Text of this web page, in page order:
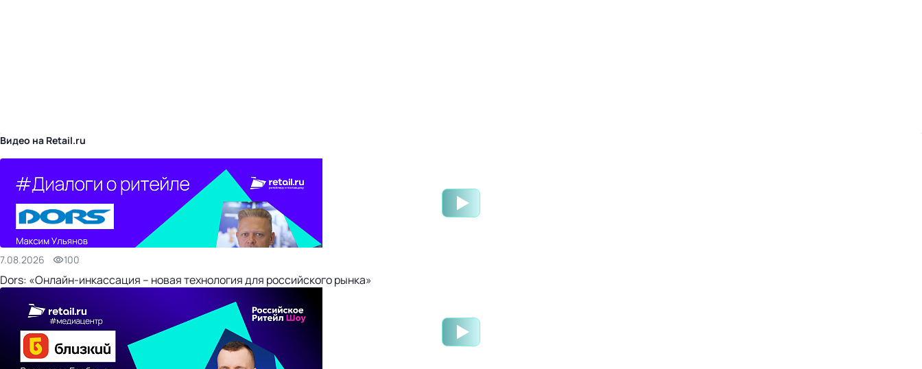
Видео на Retail.ru
7.08.2026 100
Dors: «Онлайн-инкассация – новая технология для российского рынка»